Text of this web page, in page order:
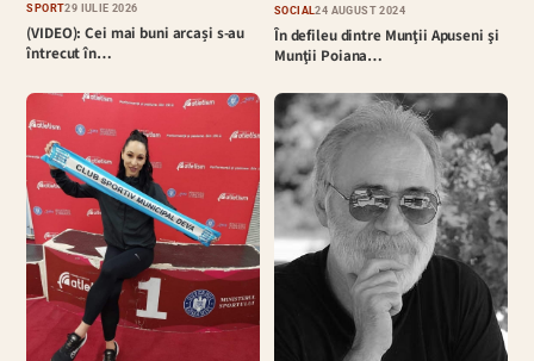
SPORT29 IULIE 2026
(VIDEO): Cei mai buni arcași s-au
întrecut în…
SOCIAL24 AUGUST 2024
În defileu dintre Munţii Apuseni şi
Munţii Poiana…